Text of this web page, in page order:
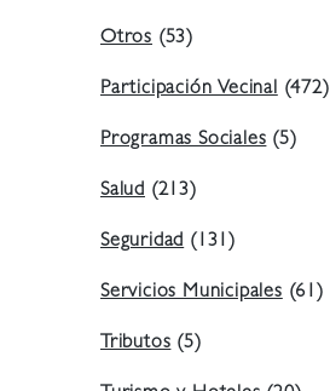
Otros (53)
Participación Vecinal(472)
Programas Sociales(5)
Salud (213)
Seguridad(131)
Servicios Municipales(61)
Tributos(5)